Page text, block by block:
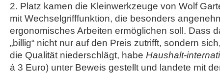
2. Platz kamen die Kleinwerkzeuge von Wolf
mit Wechselgrifffunktion, die besonders
ergonomisches Arbeiten ermöglichen soll. Dass
„billig“ nicht nur auf den Preis zutrifft, sondern
die Qualität niederschlägt, habe Haushalt-
á 3 Euro) unter Beweis gestellt und landete mit